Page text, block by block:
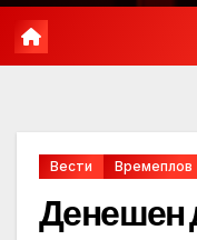
Вести Времеплов
Денешен